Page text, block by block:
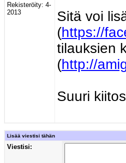
Rekisteröity: 4-
2013
Sitä voi
(https://
tilauksien
(http://
Suuri
Lisää viestisi tähän
Viestisi: